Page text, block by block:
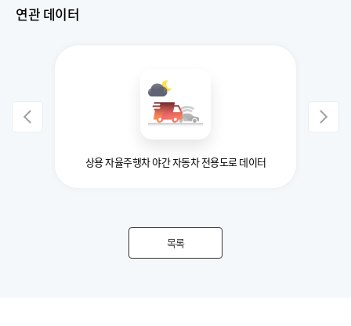
연관 데이터
상용 자율주행차 야간 자동차 전용도로 데이터
목록